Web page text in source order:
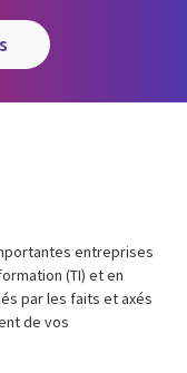
entreprises
(TI) et en
par les faits et axés
de vos